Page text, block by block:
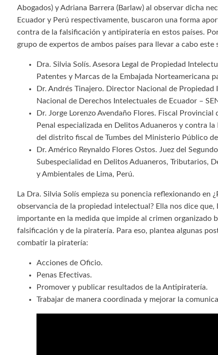
Abogados) y Adriana Barrera (Barlaw) al observar dicha
Ecuador y Perú respectivamente, buscaron una forma
contra de la falsificación y antipiratería en estos países.
grupo de expertos de ambos países para llevar a cabo este
Dra. Silvia Solís. Asesora Legal de Propiedad
Patentes y Marcas de la Embajada Norteamericana
Dr. Andrés Tinajero. Director Nacional de Propiedad
Nacional de Derechos Intelectuales de Ecuador –
Dr. Jorge Lorenzo Avendaño Flores. Fiscal Provincial
Penal especializada en Delitos Aduaneros y contra
del distrito fiscal de Tumbes del Ministerio Público
Dr. Américo Reynaldo Flores Ostos. Juez del
Subespecialidad en Delitos Aduaneros, Tributarios,
y Ambientales de Lima, Perú.
La Dra. Silvia Solís empieza su ponencia reflexionando en
observancia de la propiedad intelectual? Ella nos dice que,
importante en la medida que impide al crimen organizado
falsificación y de la piratería. Para eso, plantea algunas
combatir la piratería:
Acciones de Oficio.
Penas Efectivas.
Promover y publicar resultados de la Antipiratería.
Trabajar de manera coordinada y mejorar la